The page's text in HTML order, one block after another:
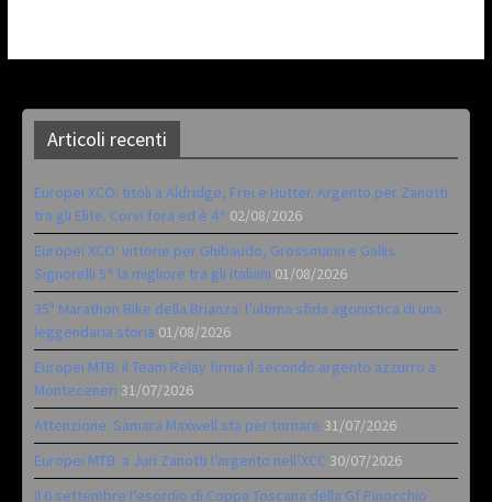
Articoli recenti
Europei XCO: titoli a Aldridge, Frei e Hutter. Argento per Zanotti
tra gli Elite. Corvi fora ed è 4^ 02/08/2026
Europei XCO: vittorie per Ghibaudo, Grossmann e Gallis.
Signorelli 5^ la migliore tra gli italiani 01/08/2026
35ª Marathon Bike della Brianza: l’ultima sfida agonistica di una
leggendaria storia 01/08/2026
Europei MTB: il Team Relay firma il secondo argento azzurro a
Monteceneri 31/07/2026
Attenzione: Samara Maxwell sta per tornare 31/07/2026
Europei MTB: a Juri Zanotti l’argento nell’XCC 30/07/2026
Il 6 settembre l’esordio di Coppa Toscana della Gf Pinocchio